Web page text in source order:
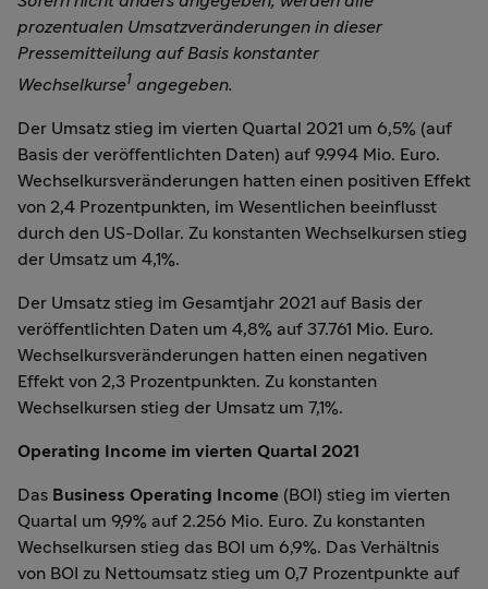
prozentualen Umsatzveränderungen in dieser
Pressemitteilung auf Basis konstanter
Wechselkurse1 angegeben.
Der Umsatz stieg im vierten Quartal 2021 um 6,5% (auf
Basis der veröffentlichten Daten) auf 9.994 Mio. Euro.
Wechselkursveränderungen hatten einen positiven Effekt
von 2,4 Prozentpunkten, im Wesentlichen beeinflusst
durch den US-Dollar. Zu konstanten Wechselkursen stieg
der Umsatz um 4,1%.
Der Umsatz stieg im Gesamtjahr 2021 auf Basis der
veröffentlichten Daten um 4,8% auf 37.761 Mio. Euro.
Wechselkursveränderungen hatten einen negativen
Effekt von 2,3 Prozentpunkten. Zu konstanten
Wechselkursen stieg der Umsatz um 7,1%.
Operating Income im vierten Quartal 2021
Das Business Operating Income (BOI) stieg im vierten
Quartal um 9,9% auf 2.256 Mio. Euro. Zu konstanten
Wechselkursen stieg das BOI um 6,9%. Das Verhältnis
von BOI zu Nettoumsatz stieg um 0,7 Prozentpunkte auf